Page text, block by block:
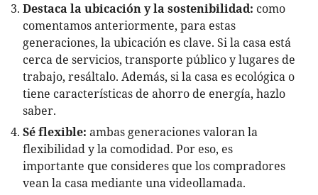
Destaca la ubicación y la sostenibilidad: como
comentamos anteriormente, para estas
generaciones, la ubicación es clave. Si la casa está
cerca de servicios, transporte público y lugares de
trabajo, resáltalo. Además, si la casa es ecológica o
tiene características de ahorro de energía, hazlo
saber.
Sé flexible: ambas generaciones valoran la
flexibilidad y la comodidad. Por eso, es
importante que consideres que los compradores
vean la casa mediante una videollamada.